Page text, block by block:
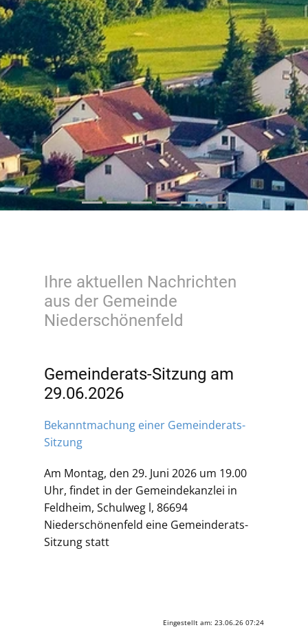
Ihre aktuellen Nachrichten
aus der Gemeinde
Niederschönenfeld
Gemeinderats-Sitzung am
29.06.2026
Bekanntmachung einer Gemeinderats-
Sitzung
Am Montag, den 29. Juni 2026 um 19.00
Uhr, findet in der Gemeindekanzlei in
Feldheim, Schulweg l, 86694
Niederschönenfeld eine Gemeinderats-
Sitzung statt
Eingestellt am: 23.06.26 07:24